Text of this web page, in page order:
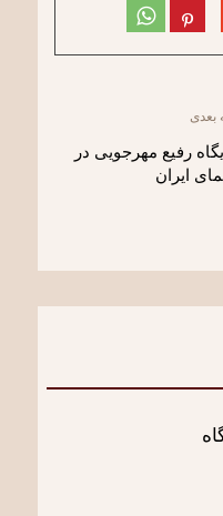
بعدی
رفیع مهرجویی در
ایران